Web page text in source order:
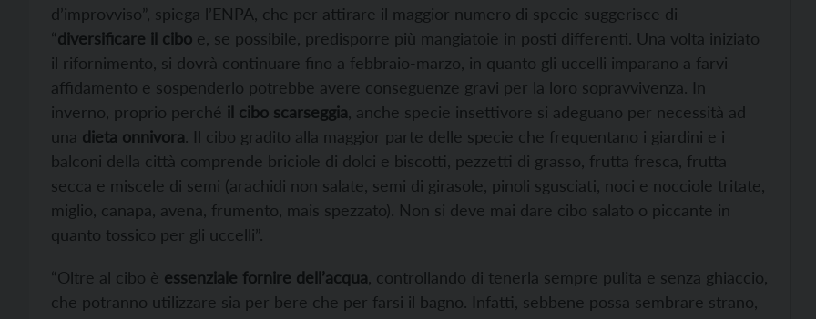
d’improvviso”, spiega l’ENPA, che per attirare il maggior numero di specie suggerisce di
“diversificare il cibo e, se possibile, predisporre più mangiatoie in posti differenti. Una volta iniziato
il rifornimento, si dovrà continuare fino a febbraio-marzo, in quanto gli uccelli imparano a farvi
affidamento e sospenderlo potrebbe avere conseguenze gravi per la loro sopravvivenza. In
inverno, proprio perché il cibo scarseggia , anche specie insettivore si adeguano per necessità ad
una dieta onnivora. Il cibo gradito alla maggior parte delle specie che frequentano i giardini e i
balconi della città comprende briciole di dolci e biscotti, pezzetti di grasso, frutta fresca, frutta
secca e miscele di semi (arachidi non salate, semi di girasole, pinoli sgusciati, noci e nocciole tritate,
miglio, canapa, avena, frumento, mais spezzato). Non si deve mai dare cibo salato o piccante in
quanto tossico per gli uccelli”.
“Oltre al cibo è essenziale fornire dell’acqua , controllando di tenerla sempre pulita e senza ghiaccio,
che potranno utilizzare sia per bere che per farsi il bagno. Infatti, sebbene possa sembrare strano,